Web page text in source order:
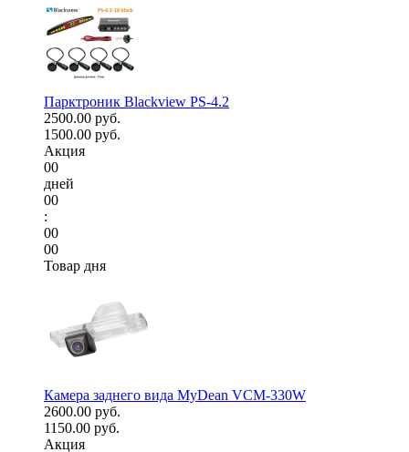
Парктроник Blackview PS-4.2
2500.00 руб.
1500.00 руб.
Акция
00
дней
00
:
00
00
Товар дня
Камера заднего вида MyDean VCM-330W
2600.00 руб.
1150.00 руб.
Акция